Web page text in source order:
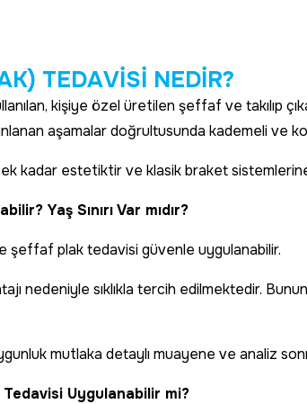
K) TEDAVİSİ NEDİR?
kişiye özel üretilen şeffaf ve
aşamalar doğrultusunda kademeli ve
estetiktir ve klasik braket sistemlerine
Yaş Sınırı Var mıdır?
şeffaf plak tedavisi güvenle uygulanabilir.
nedeniyle sıklıkla tercih edilmektedir.
mutlaka detaylı muayene ve analiz
Uygulanabilir mi?